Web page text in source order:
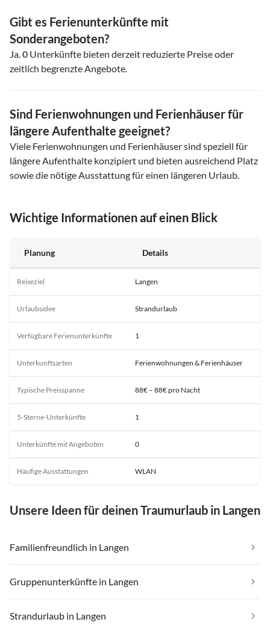
Gibt es Ferienunterkünfte mit
Sonderangeboten?
Ja.0 Unterkünfte bieten derzeit reduzierte Preise oder
zeitlich begrenzte Angebote.
Sind Ferienwohnungen und Ferienhäuser für
längere Aufenthalte geeignet?
Viele Ferienwohnungen und Ferienhäuser sind speziell für
längere Aufenthalte konzipiert und bieten ausreichend Platz
sowie die nötige Ausstattung für einen längeren Urlaub.
Wichtige Informationen auf einen Blick
Planung Details
Reiseziel Langen
Urlaubsidee Strandurlaub
Verfügbare Ferienunterkünfte 1
Unterkunftsarten Ferienwohnungen & Ferienhäuser
Typische Preisspanne 88€ – 88€ pro Nacht
5-Sterne-Unterkünfte 1
Unterkünfte mit Angeboten 0
Häufige Ausstattungen WLAN
Unsere Ideen für deinen Traumurlaub in Langen
Familienfreundlich in Langen
Gruppenunterkünfte in Langen
Strandurlaub in Langen